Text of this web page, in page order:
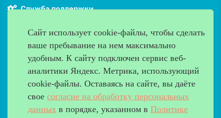
Служба поддержки
Производители
Дополнительно
Наш адрес
Работаем с 9:00 до 20:00
8 (499) 685-33-26
Сайт использует cookie-файлы, чтобы сделать
ваше пребывание на нем максимально
удобным. К cайту подключен сервис веб-
аналитики Яндекс. Метрика, использующий
cookie-файлы. Оставаясь на сайте, вы даёте
свое согласие на обработку персональных
данных в порядке, указанном в Политике